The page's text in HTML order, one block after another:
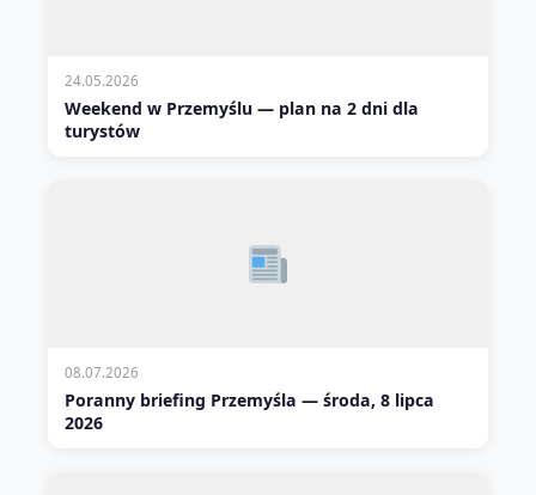
24.05.2026
Weekend w Przemyślu — plan na 2 dni dla
turystów
08.07.2026
Poranny briefing Przemyśla — środa, 8 lipca
2026